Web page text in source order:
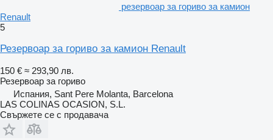
резервоар за гориво за камион
Renault
5
Резервоар за гориво за камион Renault
150 € ≈ 293,90 лв.
Резервоар за гориво
Испания, Sant Pere Molanta, Barcelona
LAS COLINAS OCASION, S.L.
Свържете се с продавача